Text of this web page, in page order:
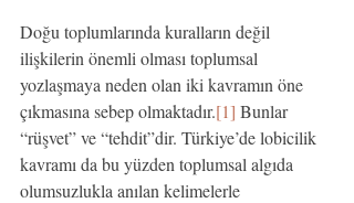
Doğu toplumlarında kuralların değil
ilişkilerin önemli olması toplumsal
yozlaşmaya neden olan iki kavramın öne
çıkmasına sebep olmaktadır.[1] Bunlar
“rüşvet” ve “tehdit”dir. Türkiye’de lobicilik
kavramı da bu yüzden toplumsal algıda
olumsuzlukla anılan kelimelerle